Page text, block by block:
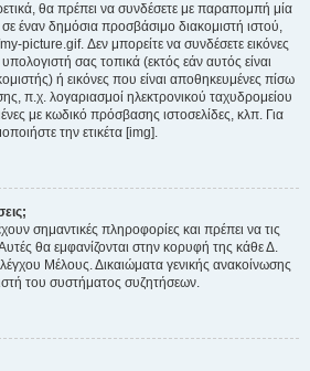
θα πρέπει να συνδέσετε με παραπομπή μία
έναν δημόσια προσβάσιμο διακομιστή ιστού,
picture.gif. Δεν μπορείτε να συνδέσετε εικόνες
σας τοπικά (εκτός εάν αυτός είναι
ή εικόνες που είναι αποθηκευμένες πίσω
π.χ. λογαριασμοί ηλεκτρονικού ταχυδρομείου
με κωδικό πρόσβασης ιστοσελίδες, κλπ. Για
την ετικέτα [img].
σημαντικές πληροφορίες και πρέπει να τις
Αυτές θα εμφανίζονται στην κορυφή της κάθε Δ.
Μέλους. Δικαιώματα γενικής ανακοίνωσης
του συστήματος συζητήσεων.